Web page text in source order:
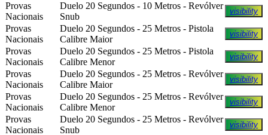
Provas
Nacionais
Duelo 20 Segundos - 10 Metros - Revólver
Snub
visibility
Provas
Nacionais
Duelo 20 Segundos - 25 Metros - Pistola
Calibre Maior
visibility
Provas
Nacionais
Duelo 20 Segundos - 25 Metros - Pistola
Calibre Menor
visibility
Provas
Nacionais
Duelo 20 Segundos - 25 Metros - Revólver
Calibre Maior
visibility
Provas
Nacionais
Duelo 20 Segundos - 25 Metros - Revólver
Calibre Menor
visibility
Provas
Nacionais
Duelo 20 Segundos - 25 Metros - Revólver
Snub
visibility